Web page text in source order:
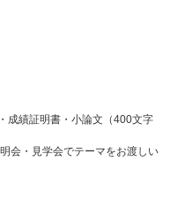
成績証明書・小論文（400文字
会・見学会でテーマをお渡しい